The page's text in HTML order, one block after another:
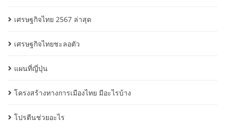
เศรษฐกิจไทย 2567 ล่าสุด
เศรษฐกิจไทยชะลอตัว
แผนที่ญี่ปุ่น
โครงสร้างทางการเมืองไทย มีอะไรบ้าง
โปรตีนช่วยอะไร